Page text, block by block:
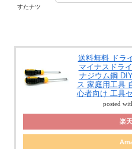
すたナツ
送料無料 ドラ
マイナスドラ
ナジウム鋼
ス 家庭用工具
心者向け 工具
posted
楽